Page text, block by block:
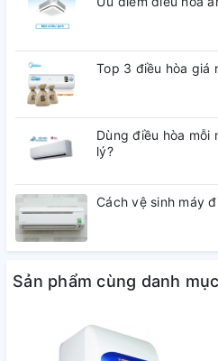
Top 3 điều hòa giá
Dùng điều hòa mỗi
lý?
Cách vệ sinh máy
Sản phẩm cùng danh mục